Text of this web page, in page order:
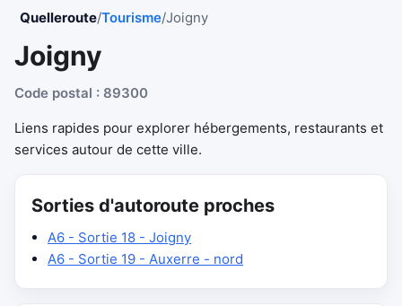
Quelleroute/Tourisme/Joigny
Joigny
Code postal : 89300
Liens rapides pour explorer hébergements, restaurants et
services autour de cette ville.
Sorties d'autoroute proches
A6 - Sortie 18 - Joigny
A6 - Sortie 19 - Auxerre - nord